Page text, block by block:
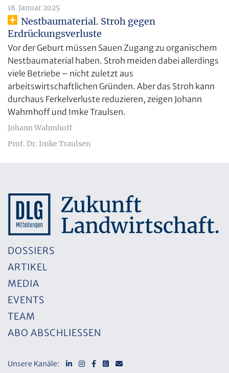
18. Januar 2025
Nestbaumaterial. Stroh gegen
Erdrückungsverluste
Vor der Geburt müssen Sauen Zugang zu organischem
Nestbaumaterial haben. Stroh meiden dabei allerdings
viele Betriebe – nicht zuletzt aus
arbeitswirtschaftlichen Gründen. Aber das Stroh kann
durchaus Ferkelverluste reduzieren, zeigen Johann
Wahmhoff und Imke Traulsen.
Johann Wahmhoff
Prof. Dr. Imke Traulsen
DOSSIERS
ARTIKEL
MEDIA
EVENTS
TEAM
ABO ABSCHLIESSEN
Unsere Kanäle: